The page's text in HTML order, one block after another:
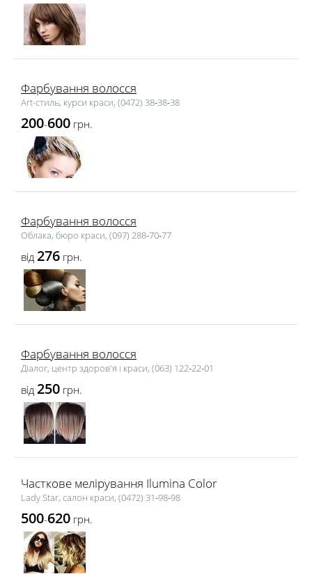
Фарбування волосся
Art-стиль, курси краси, (0472) 38‑38‑38
200-600 грн.
Фарбування волосся
Облака, бюро краси, (097) 288‑70‑77
від 276 грн.
Фарбування волосся
Діалог, центр здоров'я і краси, (063) 122‑22‑01
від 250 грн.
Часткове мелірування Ilumina Color
Lady Star, салон краси, (0472) 31‑98‑98
500-620 грн.